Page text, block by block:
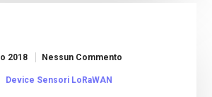
2018 Nessun Commento
Device Sensori LoRaWAN